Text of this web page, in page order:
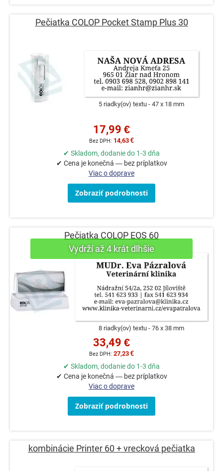
Pečiatka COLOP Pocket Stamp Plus 30
5 riadky(ov) textu 47 x 18 mm
17,99 €
14,63 €
✔ Skladom, dodanie do 1-3 dňa
✔ Cena je konečná — bez príplatkov
Viac o doprave
Zobraziť podrobnosti
Pečiatka COLOP EOS 60
8 riadky(ov) textu 76 x 38 mm
33,49 €
27,23 €
✔ Skladom, dodanie do 1-3 dňa
✔ Cena je konečná — bez príplatkov
Viac o doprave
Zobraziť podrobnosti
kombinácie Printer 60 + vrecková pečiatka